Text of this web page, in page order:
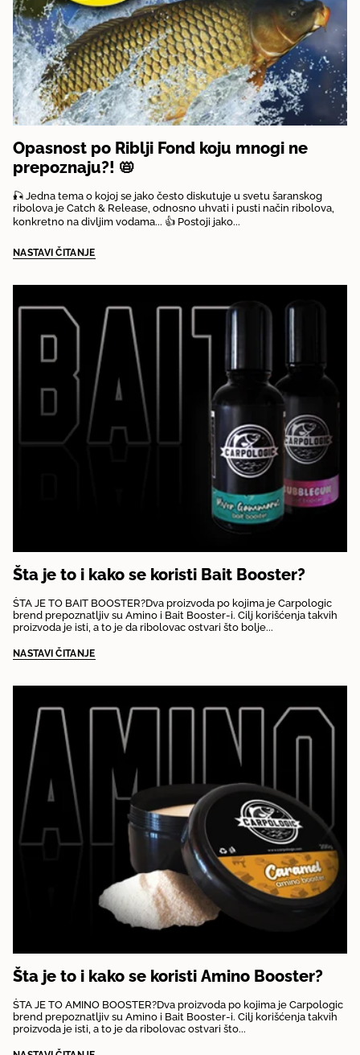
Opasnost po Riblji Fond koju mnogi ne
prepoznaju?! 📛
🎣 Jedna tema o kojoj se jako često diskutuje u svetu šaranskog
ribolova je Catch & Release, odnosno uhvati i pusti način ribolova,
konkretno na divljim vodama... 👍 Postoji jako...
NASTAVI ČITANJE
Šta je to i kako se koristi Bait Booster?
ŠTA JE TO BAIT BOOSTER?Dva proizvoda po kojima je Carpologic
brend prepoznatljiv su Amino i Bait Booster-i. Cilj korišćenja takvih
proizvoda je isti, a to je da ribolovac ostvari što bolje...
NASTAVI ČITANJE
Šta je to i kako se koristi Amino Booster?
ŠTA JE TO AMINO BOOSTER?Dva proizvoda po kojima je Carpologic
brend prepoznatljiv su Amino i Bait Booster-i. Cilj korišćenja takvih
proizvoda je isti, a to je da ribolovac ostvari što...